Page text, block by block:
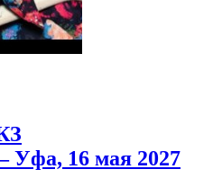
Уфа, 16 мая 2027